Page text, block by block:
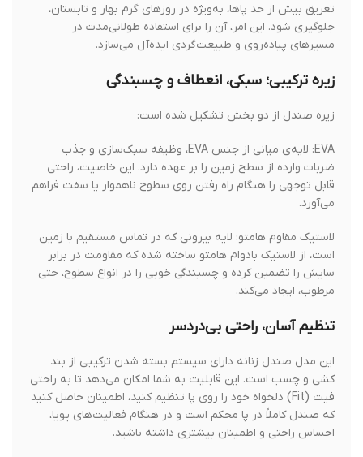
تعریق بیش از حد پاها، به‌ویژه در روزهای گرم بهار و تابستان،
جلوگیری شود. این امر، آن را برای استفاده طولانی‌مدت در
مسیرهای پیاده‌روی و طبیعت‌گردی ایده‌آل می‌سازد.
زیره ترکیبی؛ سبکی، انعطاف و چسبندگی
زیره صندل از دو بخش تشکیل شده است:
EVA: لایه‌ی میانی از جنس EVA، وظیفه سبک‌سازی و جذب
ضربات وارده از سطح زمین را بر عهده دارد. این خاصیت، راحتی
قابل توجهی را هنگام راه رفتن روی سطوح ناهموار یا سفت فراهم
می‌آورد.
لاستیک مقاوم هامتو: لایه بیرونی که در تماس مستقیم با زمین
است، از لاستیک بادوام هامتو ساخته شده که مقاومت در برابر
سایش را تضمین کرده و چسبندگی خوبی را در انواع سطوح، حتی
مرطوب، ایجاد می‌کند.
تنظیم آسان، راحتی بی‌دردسر
این مدل صندل زنانه دارای سیستم بسته شدن ترکیبی از بند
کشی و چسب است. این قابلیت به شما امکان می‌دهد تا به راحتی
فیت (Fit) دلخواه خود را روی پا تنظیم کنید، اطمینان حاصل کنید
که صندل کاملاً در پا محکم است و در هنگام فعالیت‌های پویا،
احساس راحتی و اطمینان بیشتری داشته باشید.